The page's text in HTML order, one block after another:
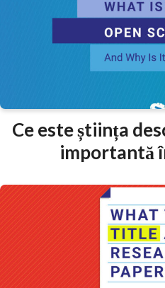
Ce este știința
importantă